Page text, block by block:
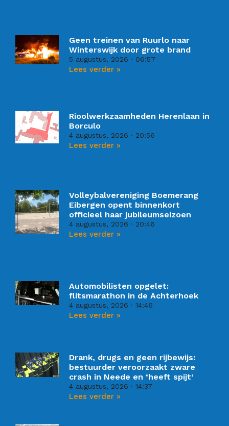
Geen treinen van Ruurlo naar
Winterswijk door grote brand
5 augustus, 2026 06:57
Lees verder »
Rioolwerkzaamheden Herenlaan in
Borculo
4 augustus, 2026 20:56
Lees verder »
Volleybalvereniging Boemerang
Eibergen opent binnenkort
officieel haar jubileumseizoen
4 augustus, 2026 20:46
Lees verder »
Automobilisten opgelet:
flitsmarathon in de Achterhoek
4 augustus, 2026 14:46
Lees verder »
Drank, drugs en geen rijbewijs:
bestuurder veroorzaakt zware
crash in Neede en ‘heeft spijt’
4 augustus, 2026 14:37
Lees verder »